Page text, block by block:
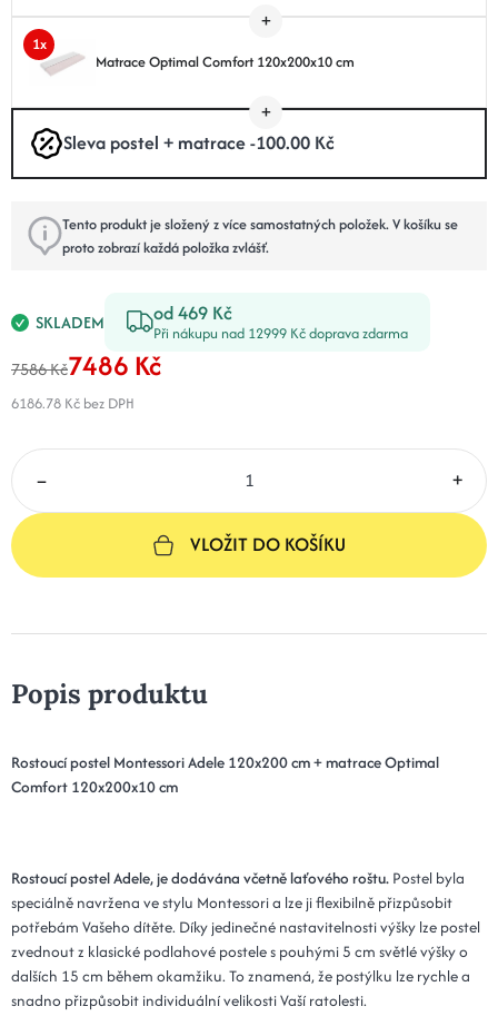
1x
Matrace Optimal Comfort 120x200x10 cm
Sleva postel + matrace -100.00 Kč
Tento produkt je složený z více samostatných položek. V košíku se
proto zobrazí každá položka zvlášť.
SKLADEM od 469 Kč
Při nákupu nad 12999 Kč doprava zdarma
7586 Kč7486 Kč
6186.78 Kč bez DPH
– +
VLOŽIT DO KOŠÍKU
Popis produktu
Rostoucí postel Montessori Adele 120x200 cm + matrace Optimal
Comfort 120x200x10 cm
Rostoucí postel Adele, je dodávána včetně laťového roštu. Postel byla
speciálně navržena ve stylu Montessori a lze ji flexibilně přizpůsobit
potřebám Vašeho dítěte. Díky jedinečné nastavitelnosti výšky lze postel
zvednout z klasické podlahové postele s pouhými 5 cm světlé výšky o
dalších 15 cm během okamžiku. To znamená, že postýlku lze rychle a
snadno přizpůsobit individuální velikosti Vaší ratolesti.